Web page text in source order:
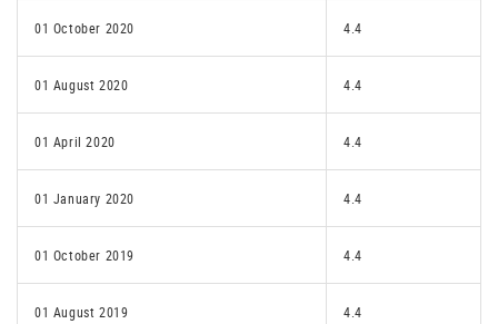
01 October 2020 4.4
01 August 2020 4.4
01 April 2020 4.4
01 January 2020 4.4
01 October 2019 4.4
01 August 2019 4.4